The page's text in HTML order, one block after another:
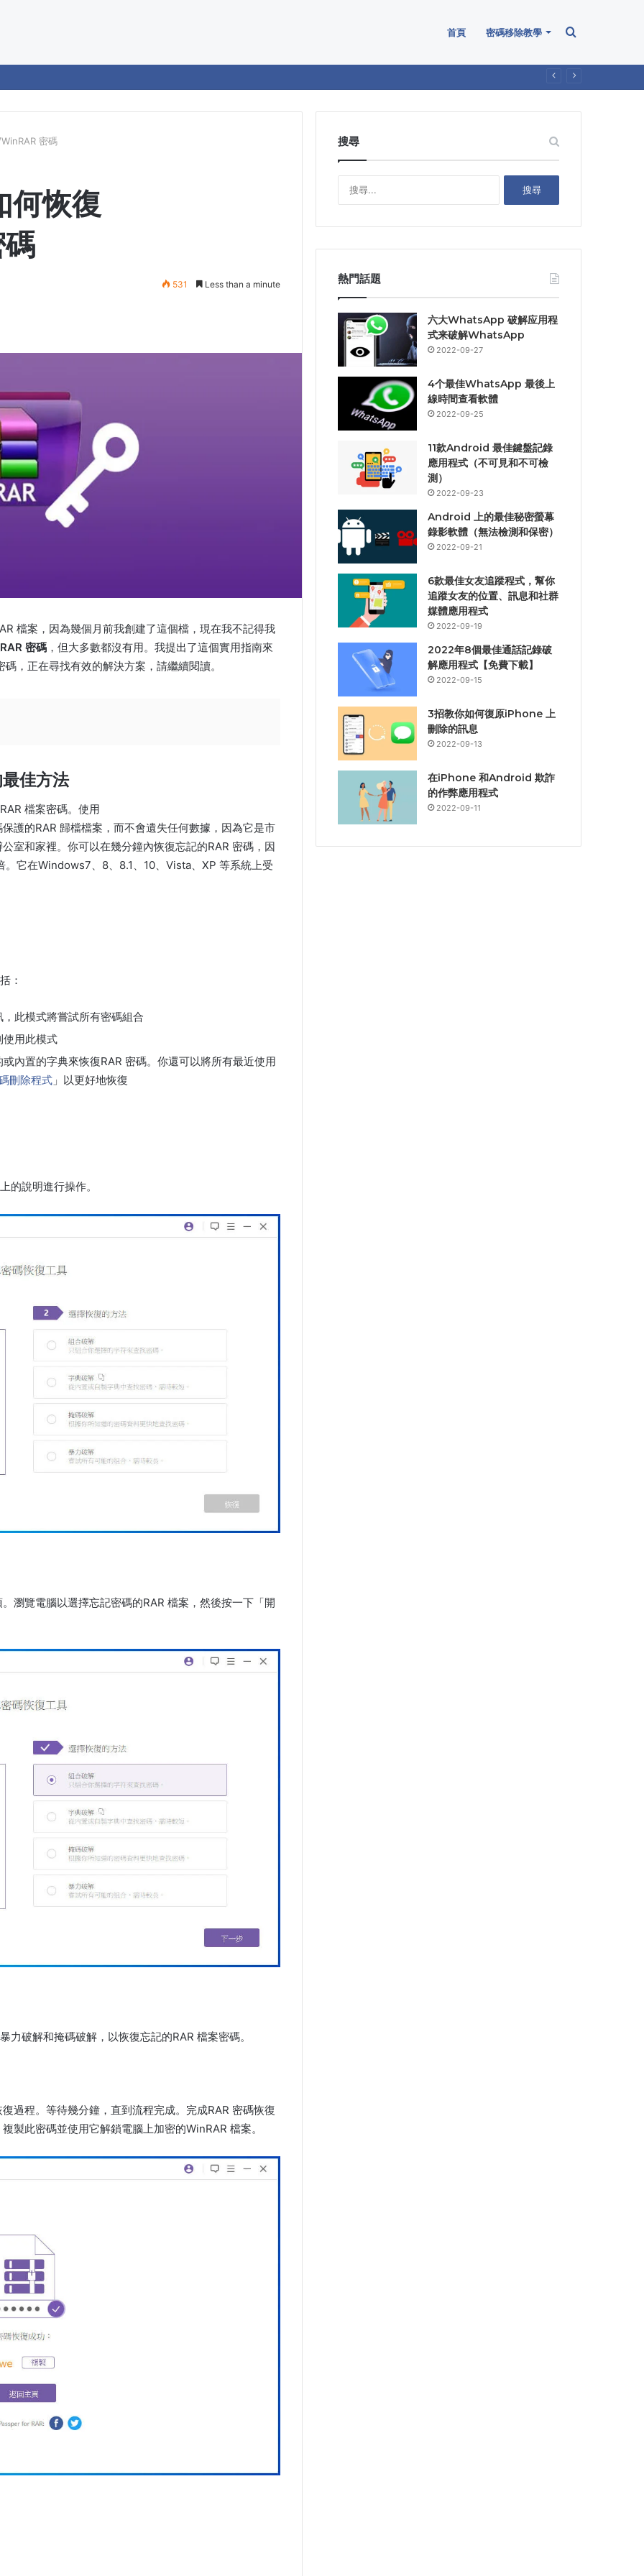
首頁 密碼移除教學 Search
密碼
何恢復
531 Less than a minute
檔案，因為幾個月前我創建了這個檔，現在我不記得我
密碼 ，但大多數都沒有用。我提出了這個實用指南來
，正在尋找有效的解決方案，請繼續閱讀。
佳方法
檔案密碼。使用
護的RAR 歸檔檔案，而不會遺失任何數據，因為它是市
室和家裡。你可以在幾分鐘內恢復忘記的RAR 密碼，因
它在Windows7、8、8.1、10、Vista、XP 等系統上受
：
此模式將嘗試所有密碼組合
使用此模式
內置的字典來恢復RAR 密碼。你還可以將所有最近使用
刪除程式 」以更好地恢復
的說明進行操作。
瀏覽電腦以選擇忘記密碼的RAR 檔案，然後按一下「開
破解和掩碼破解，以恢復忘記的RAR 檔案密碼。
過程。等待幾分鐘，直到流程完成。完成RAR 密碼恢復
製此密碼並使用它解鎖電腦上加密的WinRAR 檔案。
搜尋
鍵
熱門話題
六大WhatsApp 破解应用程
式来破解WhatsApp
2022-09-27
4个最佳WhatsApp 最後上
線時間查看軟體
2022-09-25
11款Android 最佳鍵盤記錄
應用程式（不可見和不可檢
測）
2022-09-23
Android 上的最佳秘密螢幕
錄影軟體（無法檢測和保密）
2022-09-21
6款最佳女友追蹤程式，幫你
追蹤女友的位置、訊息和社群
媒體應用程式
2022-09-19
2022年8個最佳通話記錄破
解應用程式【免費下載】
2022-09-15
3招教你如何復原iPhone 上
刪除的訊息
2022-09-13
在iPhone 和Android 欺詐
的作弊應用程式
2022-09-11